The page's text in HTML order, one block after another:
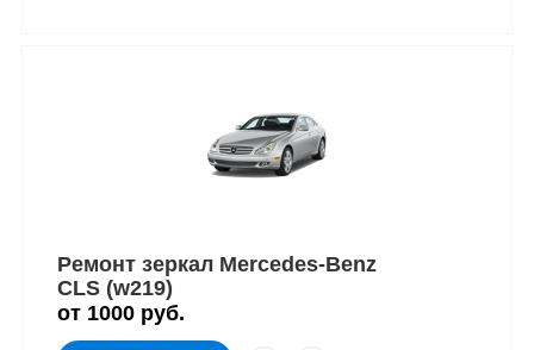
Ремонт зеркал Mercedes-Benz
CLS (w219)
от 1000 руб.